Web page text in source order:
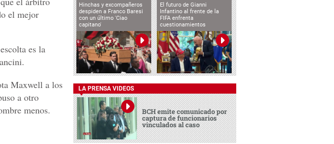
el mejor
es la
Maxwell a los
a otro
menos.
Hinchas y excompañeros
despiden a Franco Baresi
con un último 'Ciao
capitano'
El futuro de Gianni
Infantino al frente de la
FIFA enfrenta
cuestionamientos
LA PRENSA VIDEOS
BCH emite comunicado por
captura de funcionarios
vinculados al caso